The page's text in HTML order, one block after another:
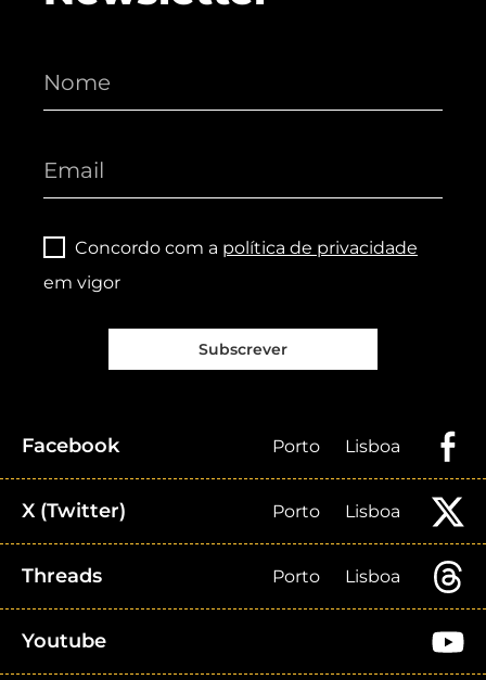
Concordo com a política de privacidade
em vigor
Subscrever
Facebook Porto Lisboa
X (Twitter) Porto Lisboa
Threads Porto Lisboa
Youtube